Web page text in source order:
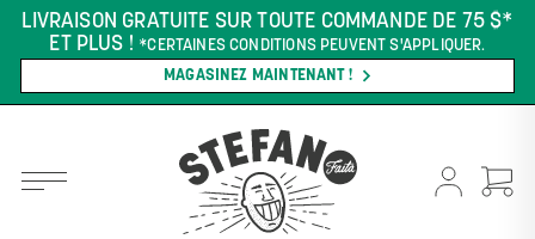
LIVRAISON GRATUITE SUR TOUTE COMMANDE DE 75 $*
ET PLUS ! *CERTAINES CONDITIONS PEUVENT S'APPLIQUER.
MAGASINEZ MAINTENANT !